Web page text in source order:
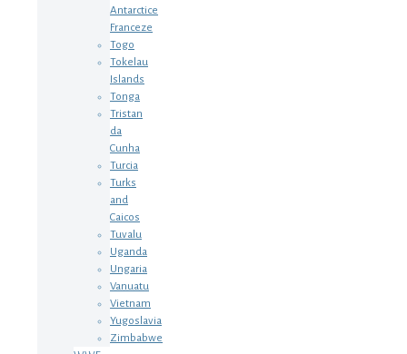
Antarctice
Franceze
Togo
Tokelau
Islands
Tonga
Tristan
da
Cunha
Turcia
Turks
and
Caicos
Tuvalu
Uganda
Ungaria
Vanuatu
Vietnam
Yugoslavia
Zimbabwe